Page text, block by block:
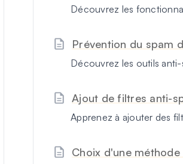
Découvrez les
Prévention du spam
Découvrez les outils
Ajout de filtres anti-
Apprenez à ajouter des
Choix d'une méthode